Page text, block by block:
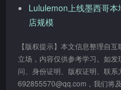
Lululemon上线墨西哥
店规模
【版权提示】本文信息整理自
立场，内容仅供参考学习。如
问、身份证明、版权证明、联系
692855570@qq.com，我们将